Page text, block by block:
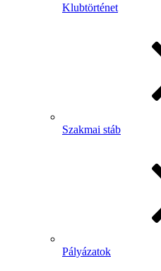
Klubtörténet
Szakmai stáb
Pályázatok